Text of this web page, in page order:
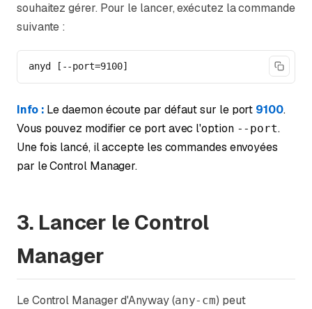
souhaitez gérer. Pour le lancer, exécutez la commande
suivante :
anyd [--port=9100]
Info : Le daemon écoute par défaut sur le port 9100.
Vous pouvez modifier ce port avec l'option --port.
Une fois lancé, il accepte les commandes envoyées
par le Control Manager.
3. Lancer le Control
Manager
Le Control Manager d'Anyway (any-cm) peut